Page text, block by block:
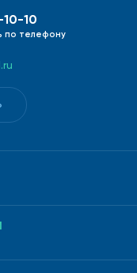
10
по телефону